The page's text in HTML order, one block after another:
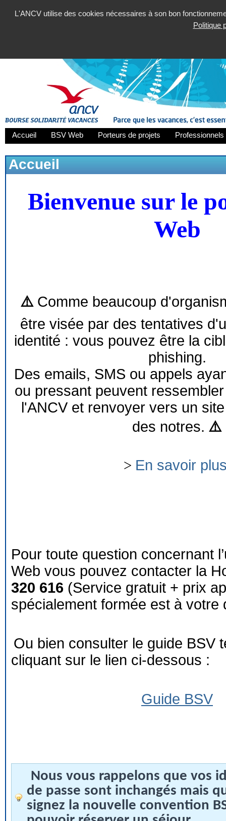
L'ANCV utilise des cookies nécessaires à son bon
Politique
Accueil BSV Web Porteurs de projets
Accueil
Bienvenue sur le
Web
⚠️ Comme beaucoup
être visée par des tentatives
identité : vous pouvez être la
phishing.
Des emails, SMS ou appels
ou pressant peuvent
l'ANCV et renvoyer vers un
des notres. ⚠️
> En savoir
Pour toute question concernant
Web vous pouvez contacter la
320 616 (Service gratuit + prix
spécialement formée est à votre
Ou bien consulter le guide BSV
cliquant sur le lien ci-dessous :
Guide BSV
Nous vous rappelons que vos
de passe sont inchangés mais
signez la nouvelle convention